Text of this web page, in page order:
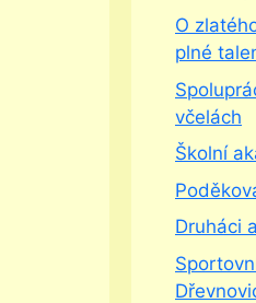
O
plné
včelách
Školní
Druháci